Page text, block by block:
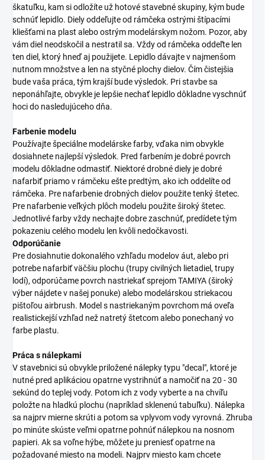
škatuľku, kam si odložíte už hotové stavebné skupiny, kým bude
schnúť lepidlo. Diely oddeľujte od rámčeka ostrými štípacími
kliešťami na plast alebo ostrým modelárskym nožom. Pozor, aby
vám diel neodskočil a nestratil sa. Vždy od rámčeka oddeľte len
ten diel, ktorý hneď aj použijete. Lepidlo dávajte v najmenšom
nutnom množstve a len na styčné plochy dielov. Čím čistejšia
bude vaša práca, tým krajší bude výsledok. Pri stavbe sa
neponáhľajte, obvykle je lepšie nechať lepidlo dôkladne vyschnúť
hoci do nasledujúceho dňa.
Farbenie modelu
Používajte špeciálne modelárske farby, vďaka nim obvykle
dosiahnete najlepší výsledok. Pred farbením je dobré povrch
modelu dôkladne odmastiť. Niektoré drobné diely je dobré
nafarbiť priamo v rámčeku ešte predtým, ako ich oddelíte od
rámčeka. Pre nafarbenie drobných dielov použite tenký štetec.
Pre nafarbenie veľkých plôch modelu použite široký štetec.
Jednotlivé farby vždy nechajte dobre zaschnúť, predídete tým
pokazeniu celého modelu len kvôli nedočkavosti.
Odporúčanie
Pre dosiahnutie dokonalého vzhľadu modelov áut, alebo pri
potrebe nafarbiť väčšiu plochu (trupy civilných lietadiel, trupy
lodí), odporúčame povrch nastriekať sprejom TAMIYA (široký
výber nájdete v našej ponuke) alebo modelárskou striekacou
pištoľou airbrush. Model s nastriekaným povrchom má oveľa
realistickejší vzhľad než natretý štetcom alebo ponechaný vo
farbe plastu.
Práca s nálepkami
V stavebnici sú obvykle priložené nálepky typu "decal", ktoré je
nutné pred aplikáciou opatrne vystrihnúť a namočiť na 20 - 30
sekúnd do teplej vody. Potom ich z vody vyberte a na chvíľu
položte na hladkú plochu (napríklad sklenenú tabuľku). Nálepka
sa najprv mierne skrúti a potom sa vplyvom vody vyrovná. Zhruba
po minúte skúste veľmi opatrne pohnúť nálepkou na nosnom
papieri. Ak sa voľne hýbe, môžete ju preniesť opatrne na
požadované miesto na modeli. Najprv miesto kam chcete